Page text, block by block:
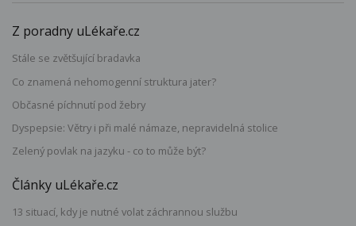
Z poradny uLékaře.cz
Stále se zvětšující bradavka
Co znamená nehomogenní struktura jater?
Občasné píchnutí pod žebry
Dyspepsie: Větry i při malé námaze, nepravidelná stolice
Zelený povlak na jazyku - co to může být?
Články uLékaře.cz
13 situací, kdy je nutné volat záchrannou službu